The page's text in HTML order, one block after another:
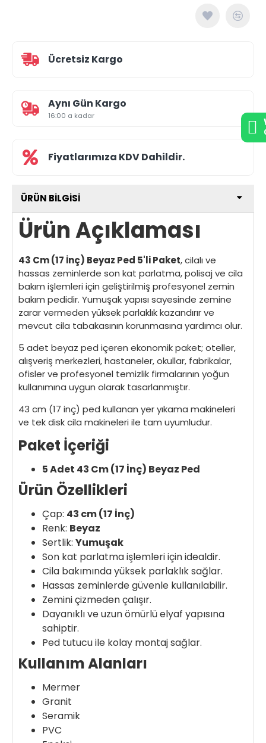
Ücretsiz Kargo
Aynı Gün Kargo
16:00 a kadar
Fiyatlarımıza KDV Dahildir.
ÜRÜN BILGISI
Ürün Açıklaması
43 Cm (17 İnç) Beyaz Ped 5'li Paket, cilalı ve
hassas zeminlerde son kat parlatma, polisaj ve cila
bakım işlemleri için geliştirilmiş profesyonel zemin
bakım pedidir. Yumuşak yapısı sayesinde zemine
zarar vermeden yüksek parlaklık kazandırır ve
mevcut cila tabakasının korunmasına yardımcı olur.
5 adet beyaz ped içeren ekonomik paket; oteller,
alışveriş merkezleri, hastaneler, okullar, fabrikalar,
ofisler ve profesyonel temizlik firmalarının yoğun
kullanımına uygun olarak tasarlanmıştır.
43 cm (17 inç) ped kullanan yer yıkama makineleri
ve tek disk cila makineleri ile tam uyumludur.
Paket İçeriği
5 Adet 43 Cm (17 İnç) Beyaz Ped
Ürün Özellikleri
Çap: 43 cm (17 İnç)
Renk: Beyaz
Sertlik: Yumuşak
Son kat parlatma işlemleri için idealdir.
Cila bakımında yüksek parlaklık sağlar.
Hassas zeminlerde güvenle kullanılabilir.
Zemini çizmeden çalışır.
Dayanıklı ve uzun ömürlü elyaf yapısına
sahiptir.
Ped tutucu ile kolay montaj sağlar.
Kullanım Alanları
Mermer
Granit
Seramik
PVC